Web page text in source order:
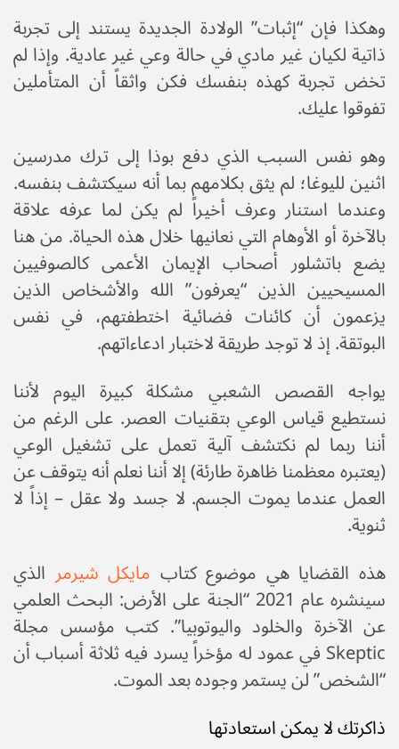
وهكذا فإن “إثبات” الولادة الجديدة يستند إلى تجربة
ذاتية لكيان غير مادي في حالة وعي غير عادية. وإذا لم
تخض تجربة كهذه بنفسك فكن واثقاً أن المتأملين
تفوقوا عليك.
وهو نفس السبب الذي دفع بوذا إلى ترك مدرسين
اثنين لليوغا؛ لم يثق بكلامهم بما أنه سيكتشف بنفسه.
وعندما استنار وعرف أخيراً لم يكن لما عرفه علاقة
بالآخرة أو الأوهام التي نعانيها خلال هذه الحياة. من هنا
يضع باتشلور أصحاب الإيمان الأعمى كالصوفيين
المسيحيين الذين “يعرفون” الله والأشخاص الذين
يزعمون أن كائنات فضائية اختطفتهم، في نفس
البوتقة. إذ لا توجد طريقة لاختبار ادعاءاتهم.
يواجه القصص الشعبي مشكلة كبيرة اليوم لأننا
نستطيع قياس الوعي بتقنيات العصر. على الرغم من
أننا ربما لم نكتشف آلية تعمل على تشغيل الوعي
(يعتبره معظمنا ظاهرة طارئة) إلا أننا نعلم أنه يتوقف عن
العمل عندما يموت الجسم. لا جسد ولا عقل – إذاً لا
ثنوية.
هذه القضايا هي موضوع كتاب مايكل شيرمرالذي
سينشره عام 2021 “الجنة على الأرض: البحث العلمي
عن الآخرة والخلود واليوتوبيا”. كتب مؤسس مجلة
Skeptic في عمود له مؤخراً يسرد فيه ثلاثة أسباب أن
“الشخص” لن يستمر وجوده بعد الموت.
ذاكرتك لا يمكن استعادتها